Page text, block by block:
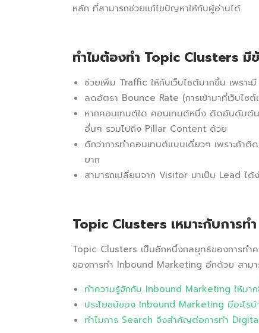
หลัก ที่สามารถช่วยแก้ไขปัญหาให้กับผู้อ่านได้
ทำไมต้องทำ Topic Clusters มี
ช่วยเพิ่ม Traffic ให้กับเว็บไซต์มากขึ้น เพรา
ลดอัตรา Bounce Rate (การเข้ามาที่เว็บไซ
หากคอนเทนต์ใด คอนเทนต์หนึ่ง ติดอันดับต้
อื่นๆ รวมไปถึง Pillar Content ด้วย
ดีกว่าการทำคอนเทนต์แบบเดี่ยวๆ เพราะถ้า
ยาก
สามารถเปลี่ยนจาก Visitor มาเป็น Lead ได้
Topic Clusters เหมาะกับการ
Topic Clusters เป็นอีกหนึ่งกลยุทธ์ของการทำ
ของการทำ Inbound Marketing อีกด้วย สาม
ทำความรู้จักกับ Inbound Marketing ให้ม
ประโยชน์ของ Inbound Marketing มีอะไรบ้
ทำไมการ Search จึงสำคัญต่อการทำ